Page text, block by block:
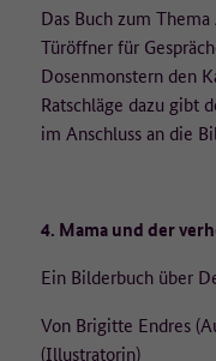
Das Buch zum
Türöffner für
Dosenmonstern den
Ratschläge dazu gibt
im Anschluss an die
4. Mama und der
Ein Bilderbuch über
Von Brigitte Endres
(Illustratorin)